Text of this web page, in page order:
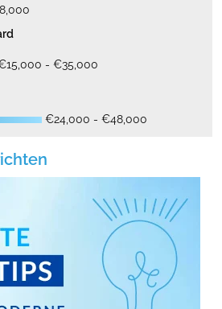
- €35,000
€24,000 - €48,000